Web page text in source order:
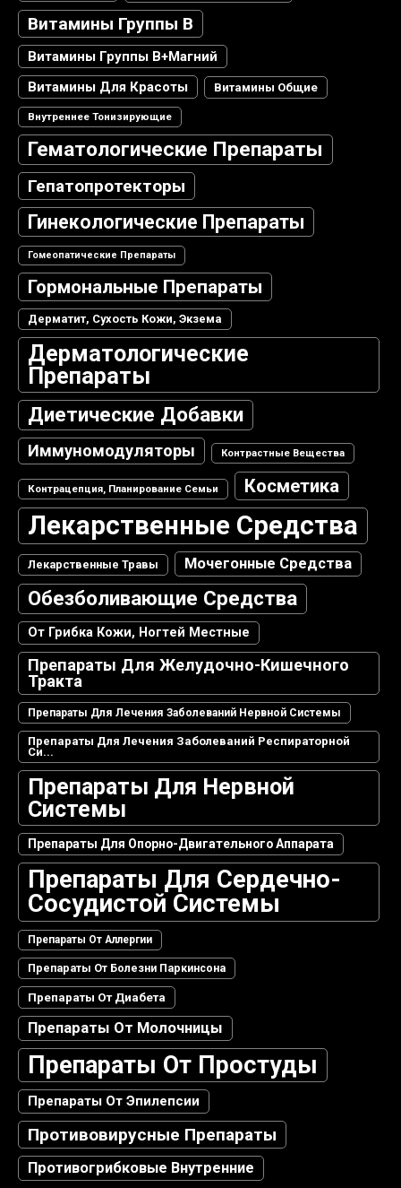
Витамины Группы В
Витамины Группы В+магний
Витамины Для Красоты
Витамины Общие
Внутреннее Тонизирующие
Гематологические Препараты
Гепатопротекторы
Гинекологические Препараты
Гомеопатические Препараты
Гормональные Препараты
Дерматит, Сухость Кожи, Экзема
Дерматологические
Препараты
Диетические Добавки
Иммуномодуляторы Контрастные Вещества
Контрацепция, Планирование Семьи Косметика
Лекарственные Средства
Лекарственные Травы Мочегонные Средства
Обезболивающие Средства
От Грибка Кожи, Ногтей Местные
Препараты Для Желудочно-Кишечного
Тракта
Препараты Для Лечения Заболеваний Нервной Системы
Препараты Для Лечения Заболеваний Респираторной
Си...
Препараты Для Нервной
Системы
Препараты Для Опорно-Двигательного Аппарата
Препараты Для Сердечно-
Сосудистой Системы
Препараты От Аллергии
Препараты От Болезни Паркинсона
Препараты От Диабета
Препараты От Молочницы
Препараты От Простуды
Препараты От Эпилепсии
Противовирусные Препараты
Противогрибковые Внутренние